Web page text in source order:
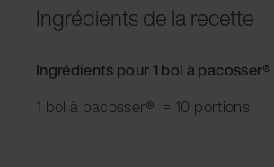
Ingrédients de la recette
Ingrédients pour 1 bol à pacosser®
1 bol à pacosser® = 10 portions